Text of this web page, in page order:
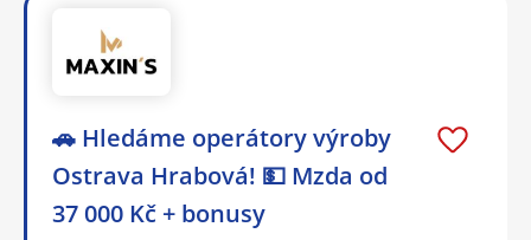
🚗 Hledáme operátory výroby
Ostrava Hrabová! 💵 Mzda od
37 000 Kč + bonusy